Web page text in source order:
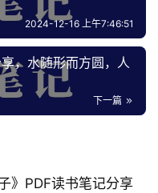
2024-12-16 上午7:46:51
，水随形而方圆，人
下一篇
野拔‬路子》PDF读书笔记分享